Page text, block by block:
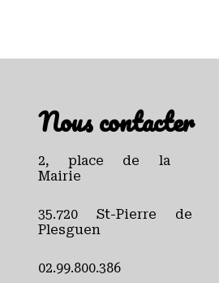
Nous contacter
2, place de la
Mairie
35.720 St-Pierre de
Plesguen
02.99.800.386